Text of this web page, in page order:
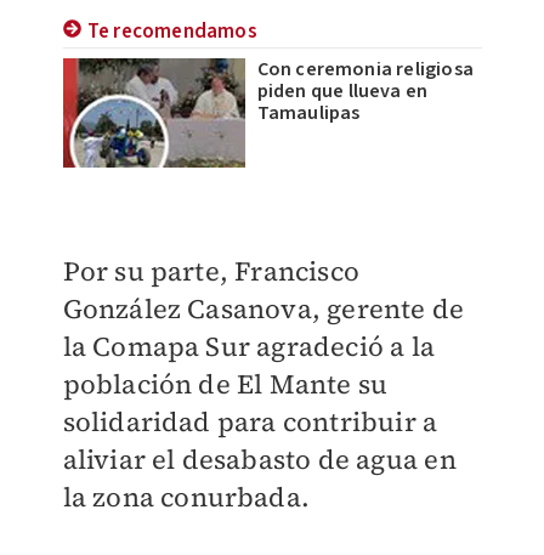
Te recomendamos
Con ceremonia religiosa
piden que llueva en
Tamaulipas
Por su parte, Francisco
González Casanova, gerente de
la Comapa Sur agradeció a la
población de El Mante su
solidaridad para contribuir a
aliviar el desabasto de agua en
la zona conurbada.